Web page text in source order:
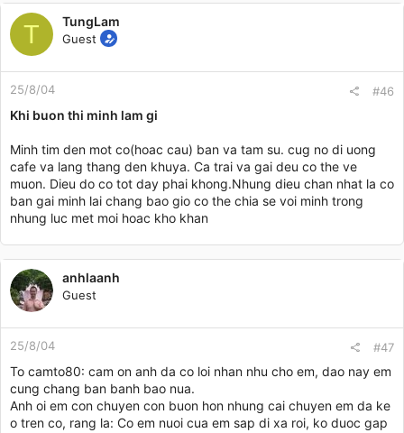
T TungLam
Guest
25/8/04 #46
Khi buon thi minh lam gi
Minh tim den mot co(hoac cau) ban va tam su. cug no di uong
cafe va lang thang den khuya. Ca trai va gai deu co the ve
muon. Dieu do co tot day phai khong.Nhung dieu chan nhat la co
ban gai minh lai chang bao gio co the chia se voi minh trong
nhung luc met moi hoac kho khan
anhlaanh
Guest
25/8/04 #47
To camto80: cam on anh da co loi nhan nhu cho em, dao nay em
cung chang ban banh bao nua.
Anh oi em con chuyen con buon hon nhung cai chuyen em da ke
o tren co, rang la: Co em nuoi cua em sap di xa roi, ko duoc gap